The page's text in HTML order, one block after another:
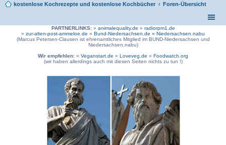
kostenlose Kochrezepte und kostenlose Kochbücher Foren-Übersicht
PARTNERLINKS:» animalequality.de » radiorpm1.de
» zur-alten-post-ammeloe.de » Bund-Niedersachsen.de » Niedersachsen.nabu
(Marcus Petersen-Clausen ist ehrenamtliches Mitglied im BUND-Niedersachsen und
Niedersachsen.nabu)
Wir empfehlen: » Veganstart.de » Loveveg.de » Foodwatch.org
(wir haben allerdings auch mit diesen Seiten nichts zu tun !)